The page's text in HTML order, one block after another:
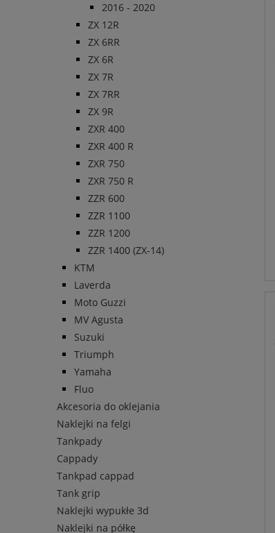
2016 - 2020
ZX 12R
ZX 6RR
ZX 6R
ZX 7R
ZX 7RR
ZX 9R
ZXR 400
ZXR 400 R
ZXR 750
ZXR 750 R
ZZR 600
ZZR 1100
ZZR 1200
ZZR 1400 (ZX-14)
KTM
Laverda
Moto Guzzi
MV Agusta
Suzuki
Triumph
Yamaha
Fluo
Akcesoria do oklejania
Naklejki na felgi
Tankpady
Cappady
Tankpad cappad
Tank grip
Naklejki wypukłe 3d
Naklejki na półkę